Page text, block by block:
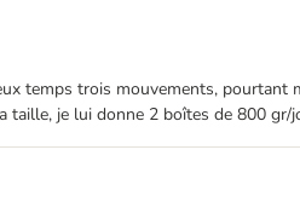
temps trois mouvements,
je lui donne 2 boîtes de 800